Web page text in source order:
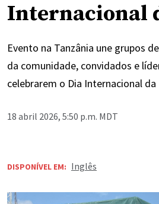
Internacional
Evento na Tanzânia une grupos
da comunidade, convidados e
celebrarem o Dia Internacional da
18 abril 2026, 5:50 p.m. MDT
DISPONÍVEL EM: Inglês